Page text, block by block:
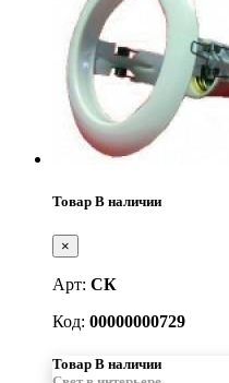
Товар В наличии
×
Арт: СК
Код: 00000000729
Товар В наличии